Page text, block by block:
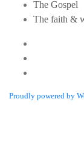
The Gospel
The faith &
Proudly powered by